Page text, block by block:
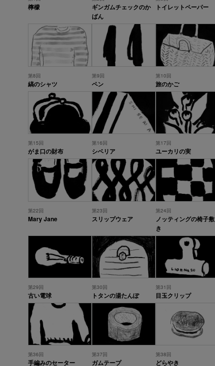
檸檬
ギンガムチェックのか
ばん
トイレットペーパー
第8回
縞のシャツ
第9回
ペン
第10回
旅のかご
第15回
がま口の財布
第16回
シベリア
第17回
ユーカリの実
第22回
Mary Jane
第23回
スリップウェア
第24回
ノッティングの椅子敷
き
第29回
古い電球
第30回
トタンの湯たんぽ
第31回
目玉クリップ
第36回
手編みのセーター
第37回
ガムテープ
第38回
どらやき